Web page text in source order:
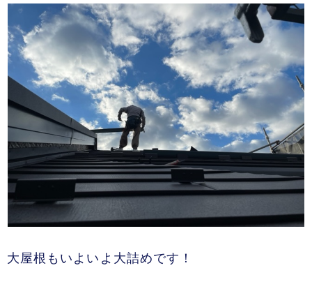
大屋根もいよいよ大詰めです！